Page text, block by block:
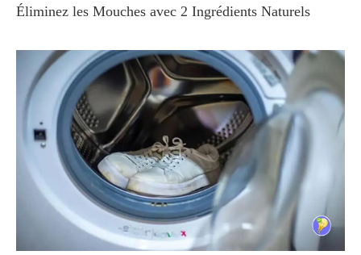
Éliminez les Mouches avec 2 Ingrédients Naturels